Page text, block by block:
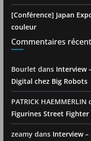
[Conférence] Japan
couleur
Commentaires
Bourlet dans Interview
Digital chez Big Robots
PATRICK HAEMMERLIN
Figurines Street Fighter
zeamydans Interview –